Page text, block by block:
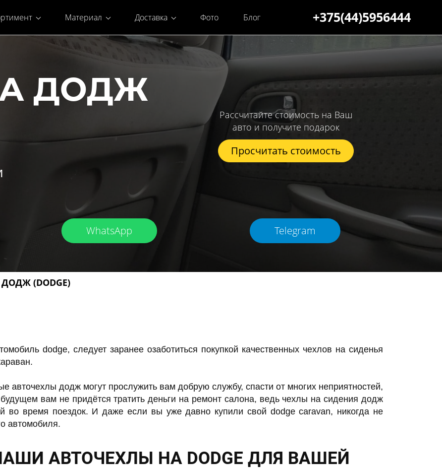
Материал Доставка Фото Блог +375(44)5956444
ДОДЖ
Рассчитайте стоимость на Ваш
авто и получите подарок
Просчитать стоимость
WhatsApp Telegram
(DODGE)
dodge, следует заранее озаботиться покупкой качественных чехлов на сиденья
авточехлы додж могут прослужить вам добрую службу, спасти от многих неприятностей,
вам не придётся тратить деньги на ремонт салона, ведь чехлы на сидения додж
во время поездок. И даже если вы уже давно купили свой dodge caravan, никогда не
автомобиля.
АВТОЧЕХЛЫ НА DODGE ДЛЯ ВАШЕЙ